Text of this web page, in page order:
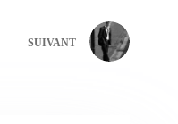
SUIVANT